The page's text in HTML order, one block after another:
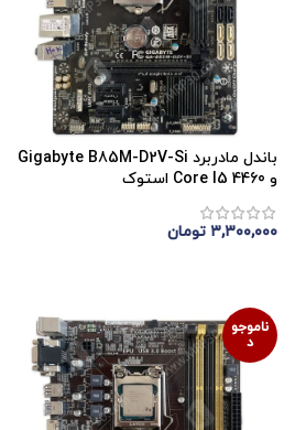
باندل مادربرد Gigabyte B85M-D2V-Si
و Core I5 4460 استوک
۳,۳۰۰,۰۰۰ تومان
ناموجو
د